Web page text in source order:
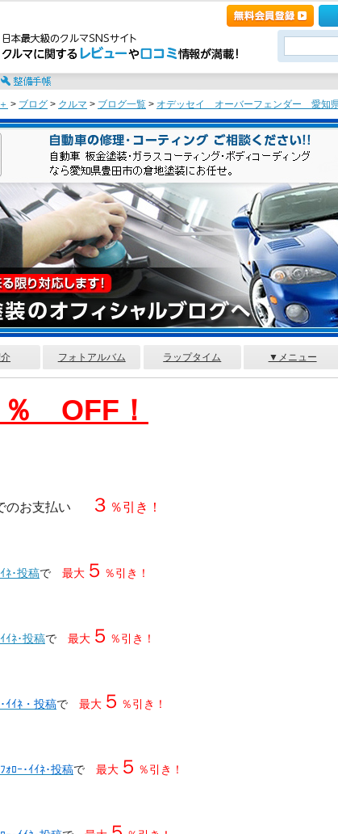
> ブログ > クルマ > ブログ一覧 > オデッセイ オーバーフェンダー 愛知
フォトアルバム ラップタイム ▼メニュー
OFF！
のお支払い ３ ％引き！
ﾈ･投稿で 最大 ５ ％引き！
ｲﾈ･投稿で 最大 ５ ％引き！
ｲﾈ・投稿で 最大 ５ ％引き！
ﾛｰ･ｲｲﾈ･投稿で 最大 ５ ％引き！